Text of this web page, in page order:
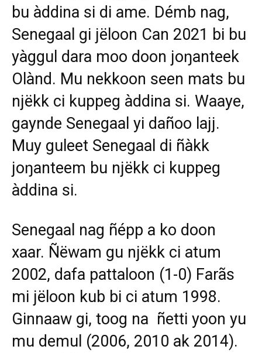
bu àddina si di ame. Démb nag,
Senegaal gi jëloon Can 2021 bi bu
yàggul dara moo doon joŋanteek
Olànd. Mu nekkoon seen mats bu
njëkk ci kuppeg àddina si. Waaye,
gaynde Senegaal yi dañoo lajj.
Muy guleet Senegaal di ñàkk
joŋanteem bu njëkk ci kuppeg
àddina si.
Senegaal nag ñépp a ko doon
xaar. Ñëwam gu njëkk ci atum
2002, dafa pattaloon (1-0) Farãs
mi jëloon kub bi ci atum 1998.
Ginnaaw gi, toog na ñetti yoon yu
mu demul (2006, 2010 ak 2014).